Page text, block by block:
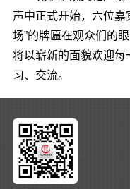
声中正式开始，六位嘉
场”的牌匾在观众们的
将以崭新的面貌欢迎
习、交流。